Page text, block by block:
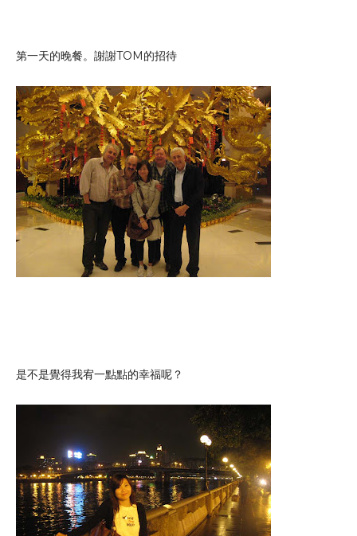
第一天的晚餐。謝謝TOM的招待
是不是覺得我宥一點點的幸福呢？